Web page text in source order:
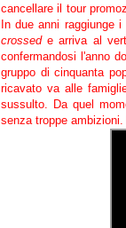
cancellare il tour
In due anni raggiunge
crossede arriva al
confermandosi l'anno
gruppo di cinquanta
ricavato va alle
sussulto. Da quel
senza troppe